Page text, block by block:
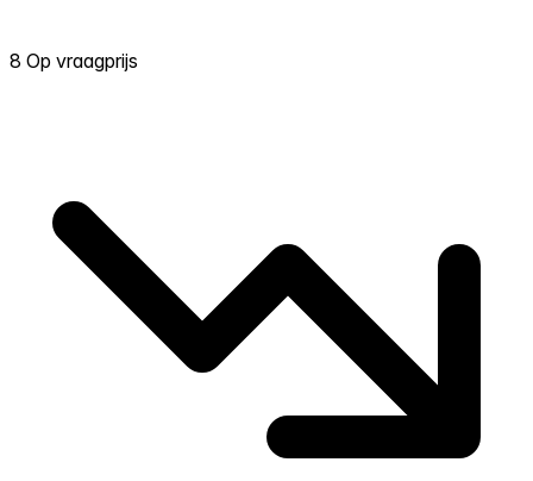
8 Op vraagprijs